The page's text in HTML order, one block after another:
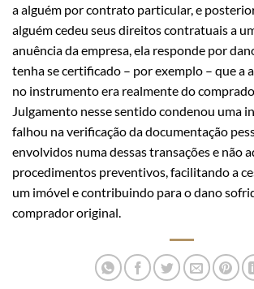
a alguém por contrato particular, e
alguém cedeu seus direitos contratuais a
anuência da empresa, ela responde por
tenha se certificado – por exemplo – que a
no instrumento era realmente do
Julgamento nesse sentido condenou uma
falhou na verificação da documentação
envolvidos numa dessas transações e não
procedimentos preventivos, facilitando a
um imóvel e contribuindo para o dano
comprador original.